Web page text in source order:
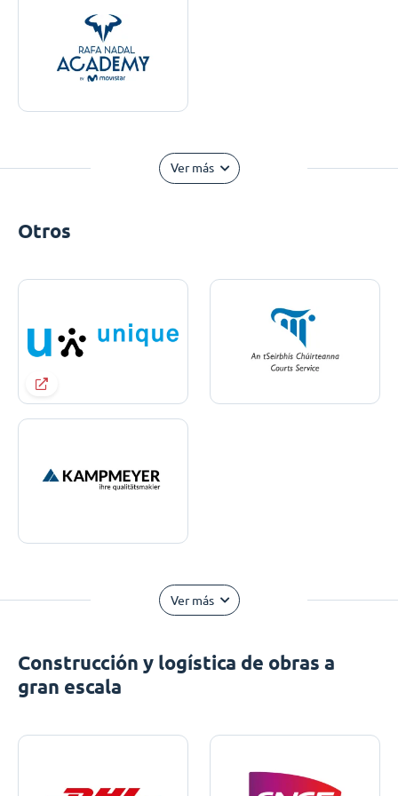
Ver más
Otros
Ver más
Construcción y logística de obras a
gran escala